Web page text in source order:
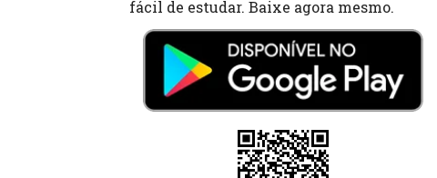
fácil de estudar. Baixe agora mesmo.